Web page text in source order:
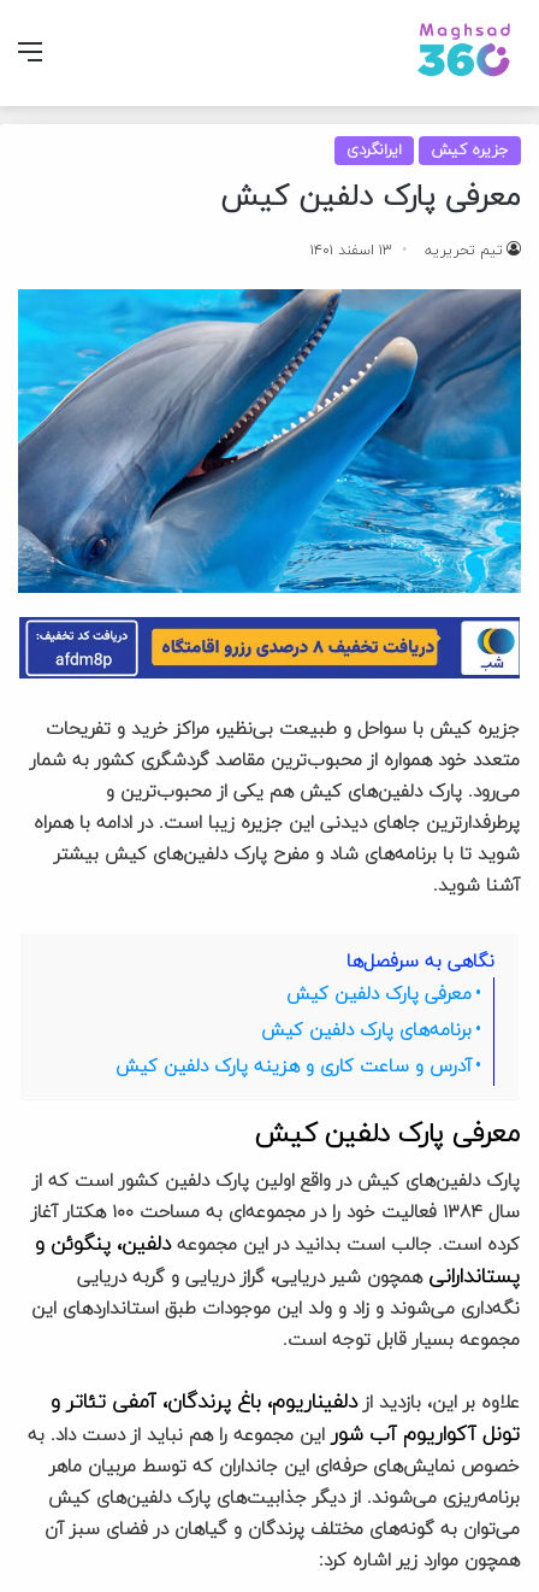
جزیره کیش ایرانگردی
معرفی پارک دلفین کیش
تیم تحریریه ۱۳ اسفند ۱۴۰۱
جزیره کیش با سواحل و طبیعت بی‌نظیر، مراکز خرید و تفریحات
متعدد خود همواره از محبوب‌ترین مقاصد گردشگری کشور به شمار
می‌رود. پارک دلفین‌های کیش هم یکی از محبوب‌ترین و
پرطرفدارترین جاهای دیدنی این جزیره زیبا است. در ادامه با همراه
شوید تا با برنامه‌های شاد و مفرح پارک دلفین‌های کیش بیشتر
آشنا شوید.
نگاهی به سرفصل‌ها
معرفی پارک دلفین کیش
برنامه‌های پارک دلفین کیش
آدرس و ساعت کاری و هزینه پارک دلفین کیش
معرفی پارک دلفین کیش
پارک دلفین‌های کیش در واقع اولین پارک دلفین کشور است که از
سال ۱۳۸۴ فعالیت خود را در مجموعه‌ای به مساحت ۱۰۰ هکتار آغاز
کرده است. جالب است بدانید در این مجموعهدلفین، پنگوئن و
پستاندارانی همچون شیر دریایی، گراز دریایی و گربه دریایی
نگه‌داری می‌شوند و زاد و ولد این موجودات طبق استانداردهای این
مجموعه بسیار قابل توجه است.
علاوه بر این، بازدید ازدلفیناریوم، باغ پرندگان، آمفی تئاتر و
تونل آکواریوم آب شوراین مجموعه را هم نباید از دست داد. به
خصوص نمایش‌های حرفه‌ای این جانداران که توسط مربیان ماهر
برنامه‌ریزی می‌شوند. از دیگر جذابیت‌های پارک دلفین‌های کیش
می‌توان به گونه‌های مختلف پرندگان و گیاهان در فضای سبز آن
همچون موارد زیر اشاره کرد: